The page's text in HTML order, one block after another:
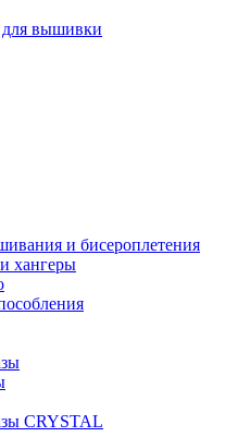
для вышивки
и бисероплетения
хангеры
CRYSTAL